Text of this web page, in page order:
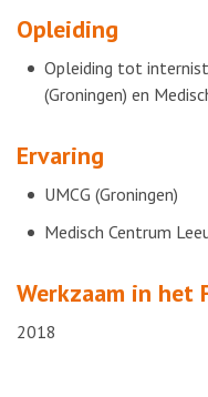
Opleiding
Opleiding tot internist
(Groningen) en
Ervaring
UMCG (Groningen)
Medisch Centrum
Werkzaam in het
2018